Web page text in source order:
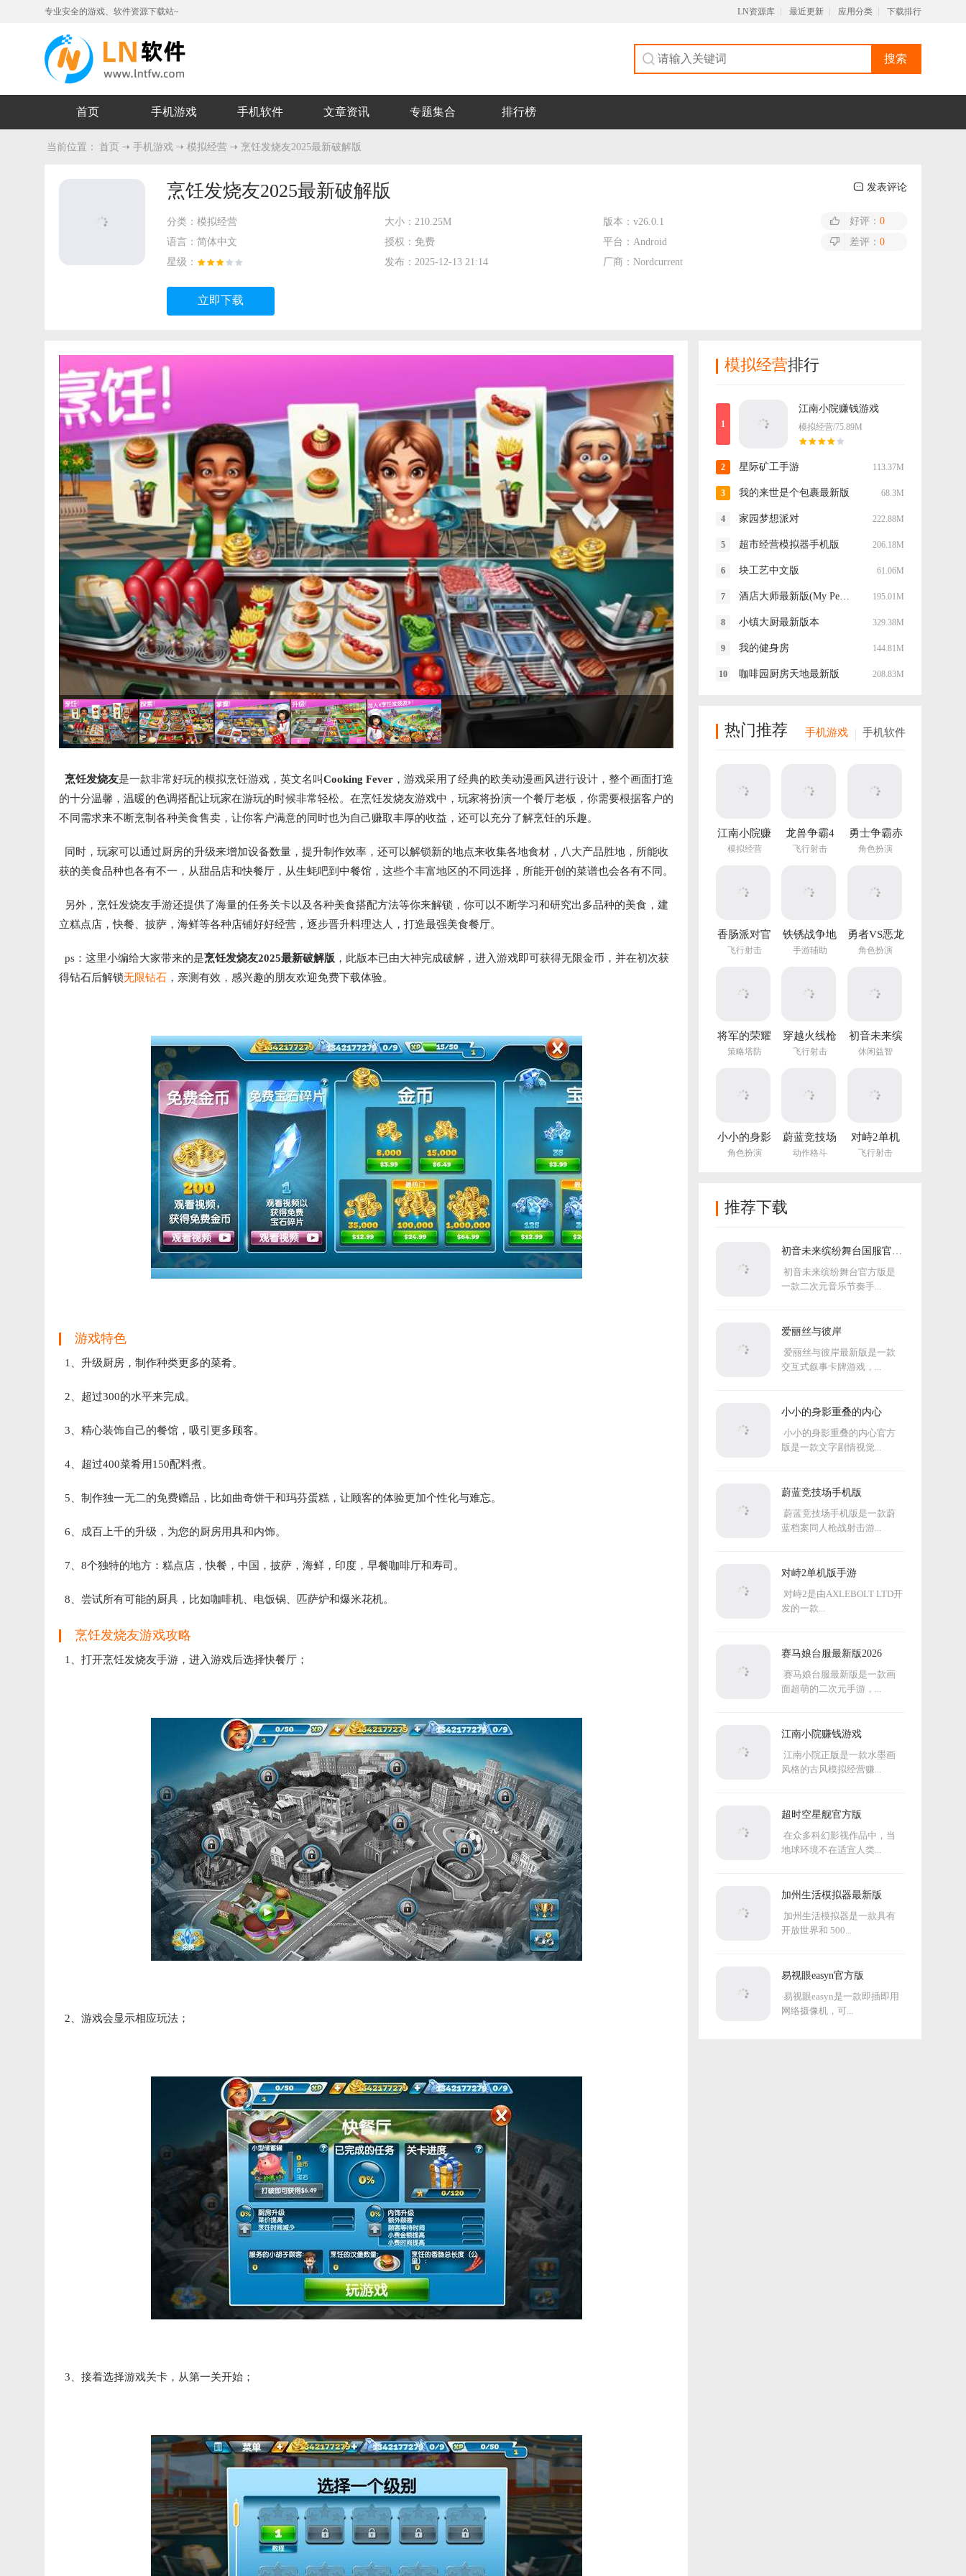
专业安全的游戏、软件资源下载站~ LN资源库 最近更新 应用分类 下载排行
搜索
首页 手机游戏 手机软件 文章资讯 专题集合 排行榜
当前位置： 首页 手机游戏 模拟经营 烹饪发烧友2025最新破解版
烹饪发烧友2025最新破解版 发表评论
分类： 模拟经营 大小：210.25M 版本： v26.0.1
语言： 简体中文 授权： 免费 平台： Android
星级：
发布：2025-12-13 21:14 厂商： Nordcurrent
好评： 0
差评： 0
立即下载
烹饪发烧友是一款非常好玩的模拟烹饪游戏，英文名叫Cooking Fever ，游戏采用了经典的欧美动漫画风进行设计，整个画面打造
的十分温馨，温暖的色调搭配让玩家在游玩的时候非常轻松。在烹饪发烧友游戏中，玩家将扮演一个餐厅老板，你需要根据客户的
不同需求来不断烹制各种美食售卖，让你客户满意的同时也为自己赚取丰厚的收益，还可以充分了解烹饪的乐趣。
同时，玩家可以通过厨房的升级来增加设备数量，提升制作效率，还可以解锁新的地点来收集各地食材，八大产品胜地，所能收
获的美食品种也各有不一，从甜品店和快餐厅，从生蚝吧到中餐馆，这些个丰富地区的不同选择，所能开创的菜谱也会各有不同。
另外，烹饪发烧友手游还提供了海量的任务关卡以及各种美食搭配方法等你来解锁，你可以不断学习和研究出多品种的美食，建
立糕点店，快餐、披萨，海鲜等各种店铺好好经营，逐步晋升料理达人，打造最强美食餐厅。
ps：这里小编给大家带来的是烹饪发烧友2025最新破解版 ，此版本已由大神完成破解，进入游戏即可获得无限金币，并在初次获
得钻石后解锁无限钻石 ，亲测有效，感兴趣的朋友欢迎免费下载体验。
游戏特色
1、升级厨房，制作种类更多的菜肴。
2、超过300的水平来完成。
3、精心装饰自己的餐馆，吸引更多顾客。
4、超过400菜肴用150配料煮。
5、制作独一无二的免费赠品，比如曲奇饼干和玛芬蛋糕，让顾客的体验更加个性化与难忘。
6、成百上千的升级，为您的厨房用具和内饰。
7、8个独特的地方：糕点店，快餐，中国，披萨，海鲜，印度，早餐咖啡厅和寿司。
8、尝试所有可能的厨具，比如咖啡机、电饭锅、匹萨炉和爆米花机。
烹饪发烧友游戏攻略
1、打开烹饪发烧友手游，进入游戏后选择快餐厅；
2、游戏会显示相应玩法；
3、接着选择游戏关卡，从第一关开始；
模拟经营排行
江南小院赚钱游戏
模拟经营/75.89M
星际矿工手游 113.37M
我的来世是个包裹最新版 68.3M
家园梦想派对 222.88M
超市经营模拟器手机版 206.18M
块工艺中文版 61.06M
酒店大师最新版(My Perfect Hotel) 195.01M
小镇大厨最新版本 329.38M
我的健身房 144.81M
咖啡园厨房天地最新版 208.83M
热门推荐 手机游戏 手机软件
江南小院赚
钱游戏
模拟经营
龙兽争霸4
手游
飞行射击
勇士争霸赤
胆联盟
角色扮演
香肠派对官
方正版
飞行射击
铁锈战争地
图编辑器中
手游辅助
勇者VS恶龙
手游
角色扮演
将军的荣耀
3官方正版
策略塔防
穿越火线枪
战王者体验
飞行射击
初音未来缤
纷舞台国服
休闲益智
小小的身影
重叠的内心
角色扮演
蔚蓝竞技场
手机版
动作格斗
对峙2单机
版手游
飞行射击
推荐下载
初音未来缤纷舞台国服官方
初音未来缤纷舞台官方版是
一款二次元音乐节奏手...
爱丽丝与彼岸
爱丽丝与彼岸最新版是一款
交互式叙事卡牌游戏，...
小小的身影重叠的内心
小小的身影重叠的内心官方
版是一款文字剧情视觉...
蔚蓝竞技场手机版
蔚蓝竞技场手机版是一款蔚
蓝档案同人枪战射击游...
对峙2单机版手游
对峙2是由AXLEBOLT LTD开
发的一款...
赛马娘台服最新版2026
赛马娘台服最新版是一款画
面超萌的二次元手游，...
江南小院赚钱游戏
江南小院正版是一款水墨画
风格的古风模拟经营赚...
超时空星舰官方版
在众多科幻影视作品中，当
地球环境不在适宜人类...
加州生活模拟器最新版
加州生活模拟器是一款具有
开放世界和 500...
易视眼easyn官方版
易视眼easyn是一款即插即用
网络摄像机，可...